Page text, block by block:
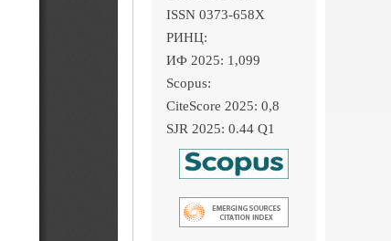
ISSN 0373-658X
РИНЦ:
ИФ 2025: 1,099
Scopus:
CiteScore 2025: 0,8
SJR 2025: 0.44 Q1